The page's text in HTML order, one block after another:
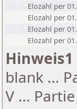
Elozahl per
Elozahl per
Elozahl per
Elozahl per
Hinweis1
blank ...
V ...